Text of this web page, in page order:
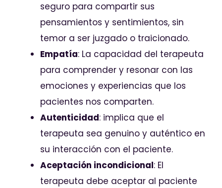
seguro para compartir sus
pensamientos y sentimientos, sin
temor a ser juzgado o traicionado.
Empatía: La capacidad del terapeuta
para comprender y resonar con las
emociones y experiencias que los
pacientes nos comparten.
Autenticidad: implica que el
terapeuta sea genuino y auténtico en
su interacción con el paciente.
Aceptación incondicional: El
terapeuta debe aceptar al paciente